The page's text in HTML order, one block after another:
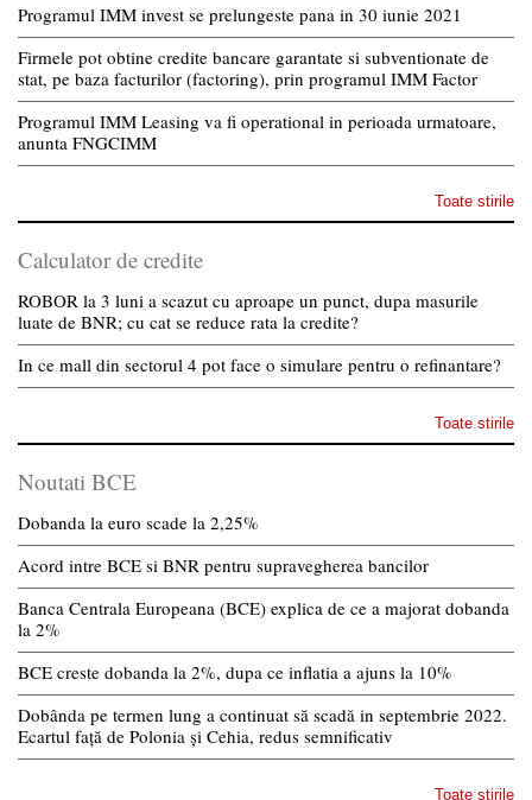
Programul IMM invest se prelungeste pana in 30 iunie 2021
Firmele pot obtine credite bancare garantate si subventionate de
stat, pe baza facturilor (factoring), prin programul IMM Factor
Programul IMM Leasing va fi operational in perioada urmatoare,
anunta FNGCIMM
Toate stirile
Calculator de credite
ROBOR la 3 luni a scazut cu aproape un punct, dupa masurile
luate de BNR; cu cat se reduce rata la credite?
In ce mall din sectorul 4 pot face o simulare pentru o refinantare?
Toate stirile
Noutati BCE
Dobanda la euro scade la 2,25%
Acord intre BCE si BNR pentru supravegherea bancilor
Banca Centrala Europeana (BCE) explica de ce a majorat dobanda
la 2%
BCE creste dobanda la 2%, dupa ce inflatia a ajuns la 10%
Dobânda pe termen lung a continuat să scadă in septembrie 2022.
Ecartul față de Polonia și Cehia, redus semnificativ
Toate stirile